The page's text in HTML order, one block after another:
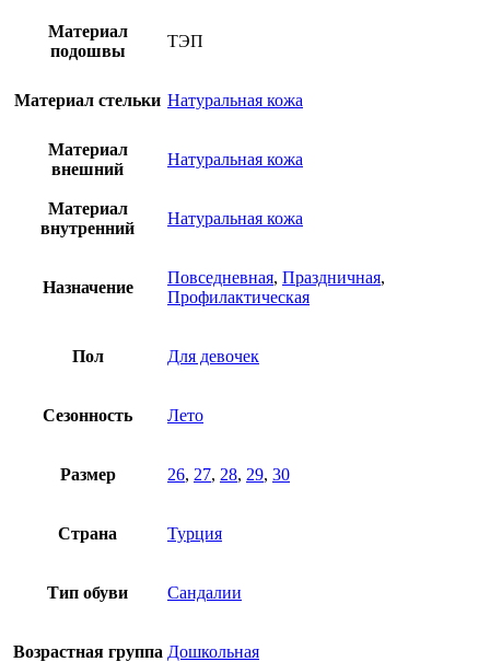
Материал
подошвы
ТЭП
Материал стельки Натуральная кожа
Материал
внешний
Натуральная кожа
Материал
внутренний
Натуральная кожа
Назначение
Повседневная, Праздничная,
Профилактическая
Пол Для девочек
Сезонность Лето
Размер 26, 27, 28, 29, 30
Страна Турция
Тип обуви Сандалии
Возрастная группа Дошкольная